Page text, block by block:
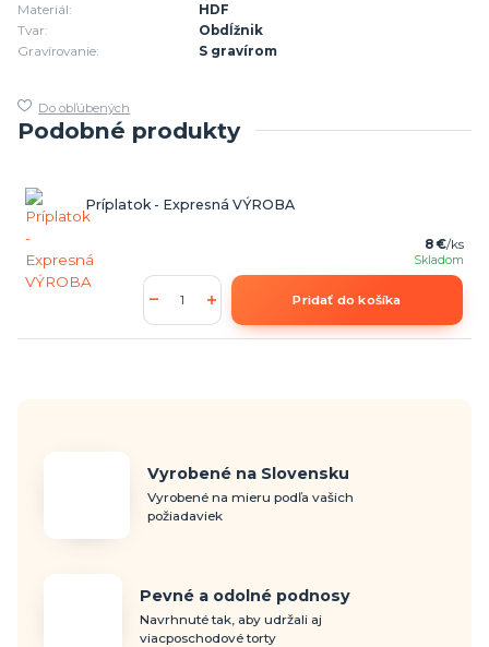
Materiál:
HDF
Tvar:
Obdĺžnik
Gravírovanie:
S gravírom
Do obľúbených
Podobné produkty
Príplatok - Expresná VÝROBA
8 €/ks
Skladom
Pridať do košíka
Vyrobené na Slovensku
Vyrobené na mieru podľa vašich
požiadaviek
Pevné a odolné podnosy
Navrhnuté tak, aby udržali aj
viacposchodové torty